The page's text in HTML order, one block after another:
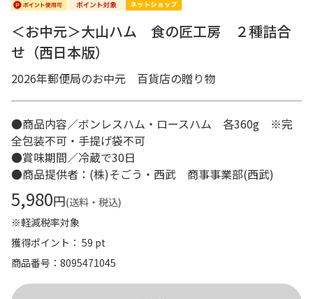
＜お中元＞大山ハム 食の匠工房 ２種詰合
せ（西日本版）
2026年郵便局のお中元 百貨店の贈り物
●商品内容／ボンレスハム・ロースハム 各360g ※完
全包装不可・手提げ袋不可
●賞味期間／冷蔵で30日
●商品提供者：(株)そごう・西武 商事事業部(西武)
5,980円(送料・税込)
※軽減税率対象
獲得ポイント： 59 pt
商品番号
8095471045